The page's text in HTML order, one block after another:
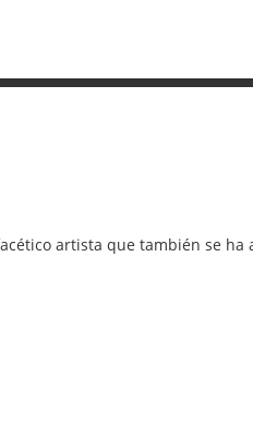
artista que también se